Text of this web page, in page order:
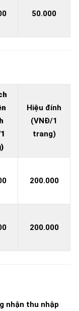
50.000
Hiệu đính
(VNĐ/1
trang)
200.000
200.000
nhận thu nhập